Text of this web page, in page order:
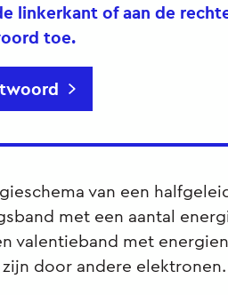
linkerkant of aan de
toe.
van een
met een aantal
valentieband met
door andere elektronen.